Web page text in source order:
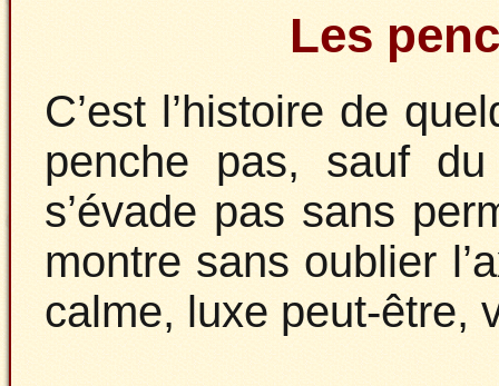
Les
C’est l’histoire de
penche pas, sauf
s’évade pas sans
montre sans oublier
calme, luxe peut-être,